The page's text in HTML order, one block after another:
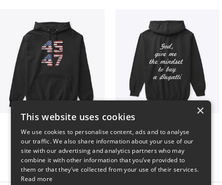
×
This website uses cookies
We use cookies to personalise content, ads and to analyse
our traffic. We also share information about your use of our
site with our advertising and analytics partners who may
combine it with other information that you’ve provided to
them or that they’ve collected from your use of their services.
Read more